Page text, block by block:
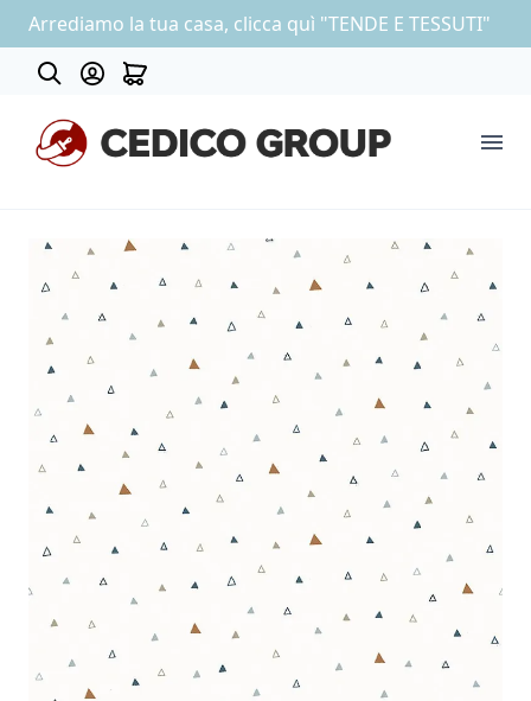
Arrediamo la tua casa, clicca quì "TENDE E TESSUTI"
COLLEZIONE CARTA DA PARATI
OUTLET